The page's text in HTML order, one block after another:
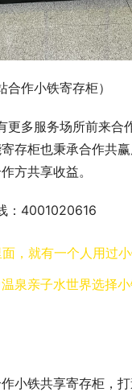
合作小铁寄存柜）
更多服务场所前来合
存柜也秉承合作共
方共享收益。
：4001020616
，就有一个人用过
亲子水世界选择小铁寄存柜，
小铁共享寄存柜，